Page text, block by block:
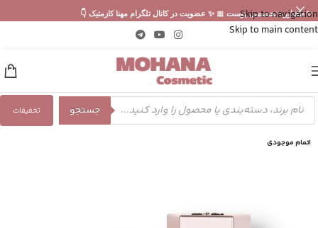
Skip to navigation
Skip to main content
✨ مشاوره تخصصی پوست 🎀 ✨ عضویت در کانال تلگرام مهنا کازمتیک 👇
جستجو تخفیفات
اتمام موجودی